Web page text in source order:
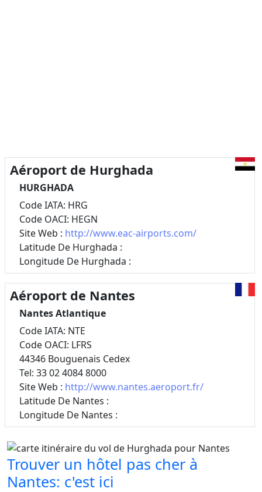
Aéroport de Hurghada
HURGHADA
Code IATA: HRG
Code OACI: HEGN
Site Web : http://www.eac-airports.com/
Latitude De Hurghada :
Longitude De Hurghada :
Aéroport de Nantes
Nantes Atlantique
Code IATA: NTE
Code OACI: LFRS
44346 Bouguenais Cedex
Tel: 33 02 4084 8000
Site Web : http://www.nantes.aeroport.fr/
Latitude De Nantes :
Longitude De Nantes :
Trouver un hôtel pas cher à
Nantes: c'est ici